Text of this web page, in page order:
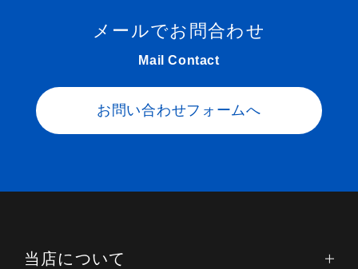
メールでお問合わせ
Mail Contact
お問い合わせフォームへ
当店について